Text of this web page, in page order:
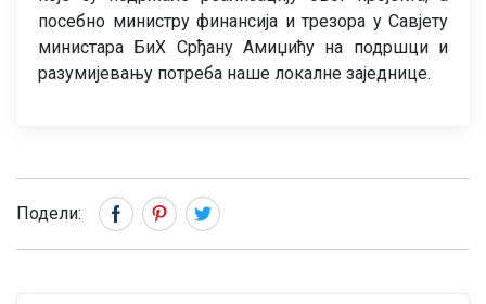
посебно министру финансија и трезора у Савјету
министара БиХ Срђану Амиџићу на подршци и
разумијевању потреба наше локалне заједнице.
Подели: